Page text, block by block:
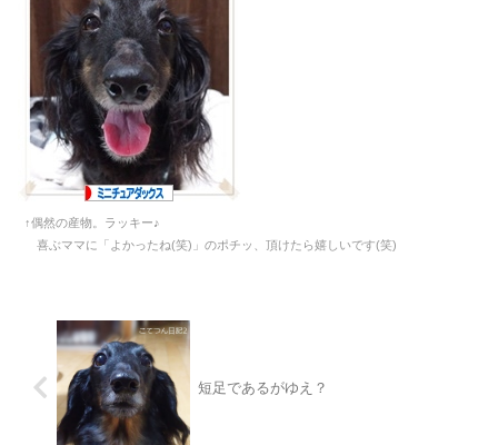
↑偶然の産物。ラッキー♪
喜ぶママに「よかったね(笑)」のポチッ、頂けたら嬉しいです(笑)
短足であるがゆえ？